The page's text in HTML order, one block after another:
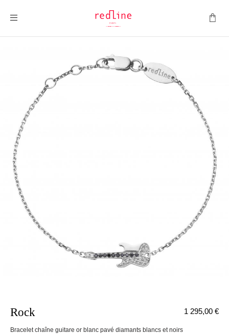
Rock
Bracelet chaîne guitare or blanc pavé diamants blancs et noirs
1 295,00 €